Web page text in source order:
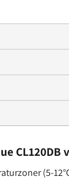
CL120DB
(5-